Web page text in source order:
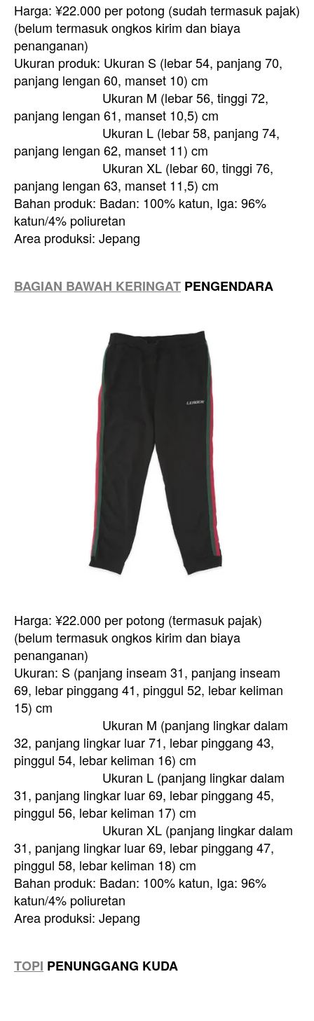
Harga: ¥22.000 per potong (sudah termasuk pajak)
(belum termasuk ongkos kirim dan biaya
penanganan)
Ukuran produk: Ukuran S (lebar 54, panjang 70,
panjang lengan 60, manset 10) cm
Ukuran M (lebar 56, tinggi 72,
panjang lengan 61, manset 10,5) cm
Ukuran L (lebar 58, panjang 74,
panjang lengan 62, manset 11) cm
Ukuran XL (lebar 60, tinggi 76,
panjang lengan 63, manset 11,5) cm
Bahan produk: Badan: 100% katun, Iga: 96%
katun/4% poliuretan
Area produksi: Jepang
BAGIAN BAWAH KERINGAT PENGENDARA
Harga: ¥22.000 per potong (termasuk pajak)
(belum termasuk ongkos kirim dan biaya
penanganan)
Ukuran: S (panjang inseam 31, panjang inseam
69, lebar pinggang 41, pinggul 52, lebar keliman
15) cm
Ukuran M (panjang lingkar dalam
32, panjang lingkar luar 71, lebar pinggang 43,
pinggul 54, lebar keliman 16) cm
Ukuran L (panjang lingkar dalam
31, panjang lingkar luar 69, lebar pinggang 45,
pinggul 56, lebar keliman 17) cm
Ukuran XL (panjang lingkar dalam
31, panjang lingkar luar 69, lebar pinggang 47,
pinggul 58, lebar keliman 18) cm
Bahan produk: Badan: 100% katun, Iga: 96%
katun/4% poliuretan
Area produksi: Jepang
TOPI PENUNGGANG KUDA